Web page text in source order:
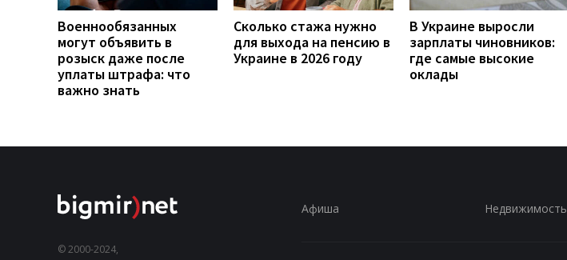
Военнообязанных
могут объявить в
розыск даже после
уплаты штрафа: что
важно знать
Сколько стажа нужно
для выхода на пенсию в
Украине в 2026 году
В Украине выросли
зарплаты чиновников:
где самые высокие
оклады
© 2000-2024,
Афиша Недвижимость